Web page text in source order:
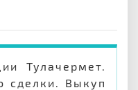
Тулачермет.
сделки. Выкуп